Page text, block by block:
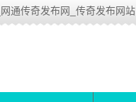
通传奇发布网_传奇发布网站